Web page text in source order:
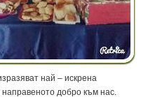
най – искрена
добро към нас.